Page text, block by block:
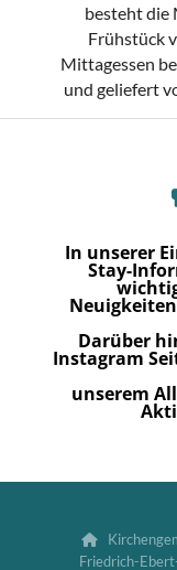
besteht die
Frühstück
Mittagessen
und geliefert
In unserer
Stay-
Darüber
Instagram
unserem

Friedrich-